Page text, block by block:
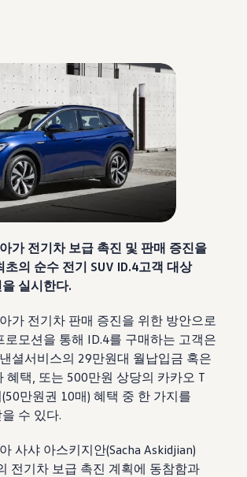
스
리 운행
모델
량용
프스타일
요하신가요?
지원 센터
고장 가이드
스
로모션
가 전기차 보급 촉진 및 판매 증진을
초의 순수 전기 SUV ID.4고객 대상
실시한다.
가 전기차 판매 증진을 위한 방안으로
로모션을 통해 ID.4를 구매하는 고객은
셜서비스의 29만원대 월납입금 혹은
혜택, 또는 500만원 상당의 카카오 T
만원권 10매) 혜택 중 한 가지를
수 있다.
사샤 아스키지안(Sacha Askidjian)
전기차 보급 촉진 계획에 동참함과